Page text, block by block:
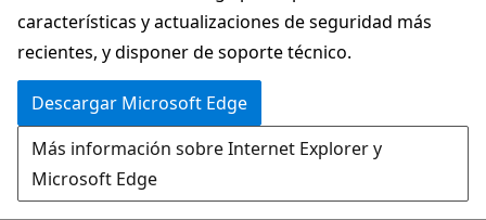
principal
navegación
en
la
página
características y actualizaciones de seguridad más
recientes, y disponer de soporte técnico.
Descargar Microsoft Edge
Más información sobre Internet Explorer y
Microsoft Edge